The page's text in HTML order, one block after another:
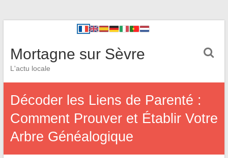
Mortagne sur Sèvre
L'actu locale
Décoder les Liens de Parenté :
Comment Prouver et Établir Votre
Arbre Généalogique